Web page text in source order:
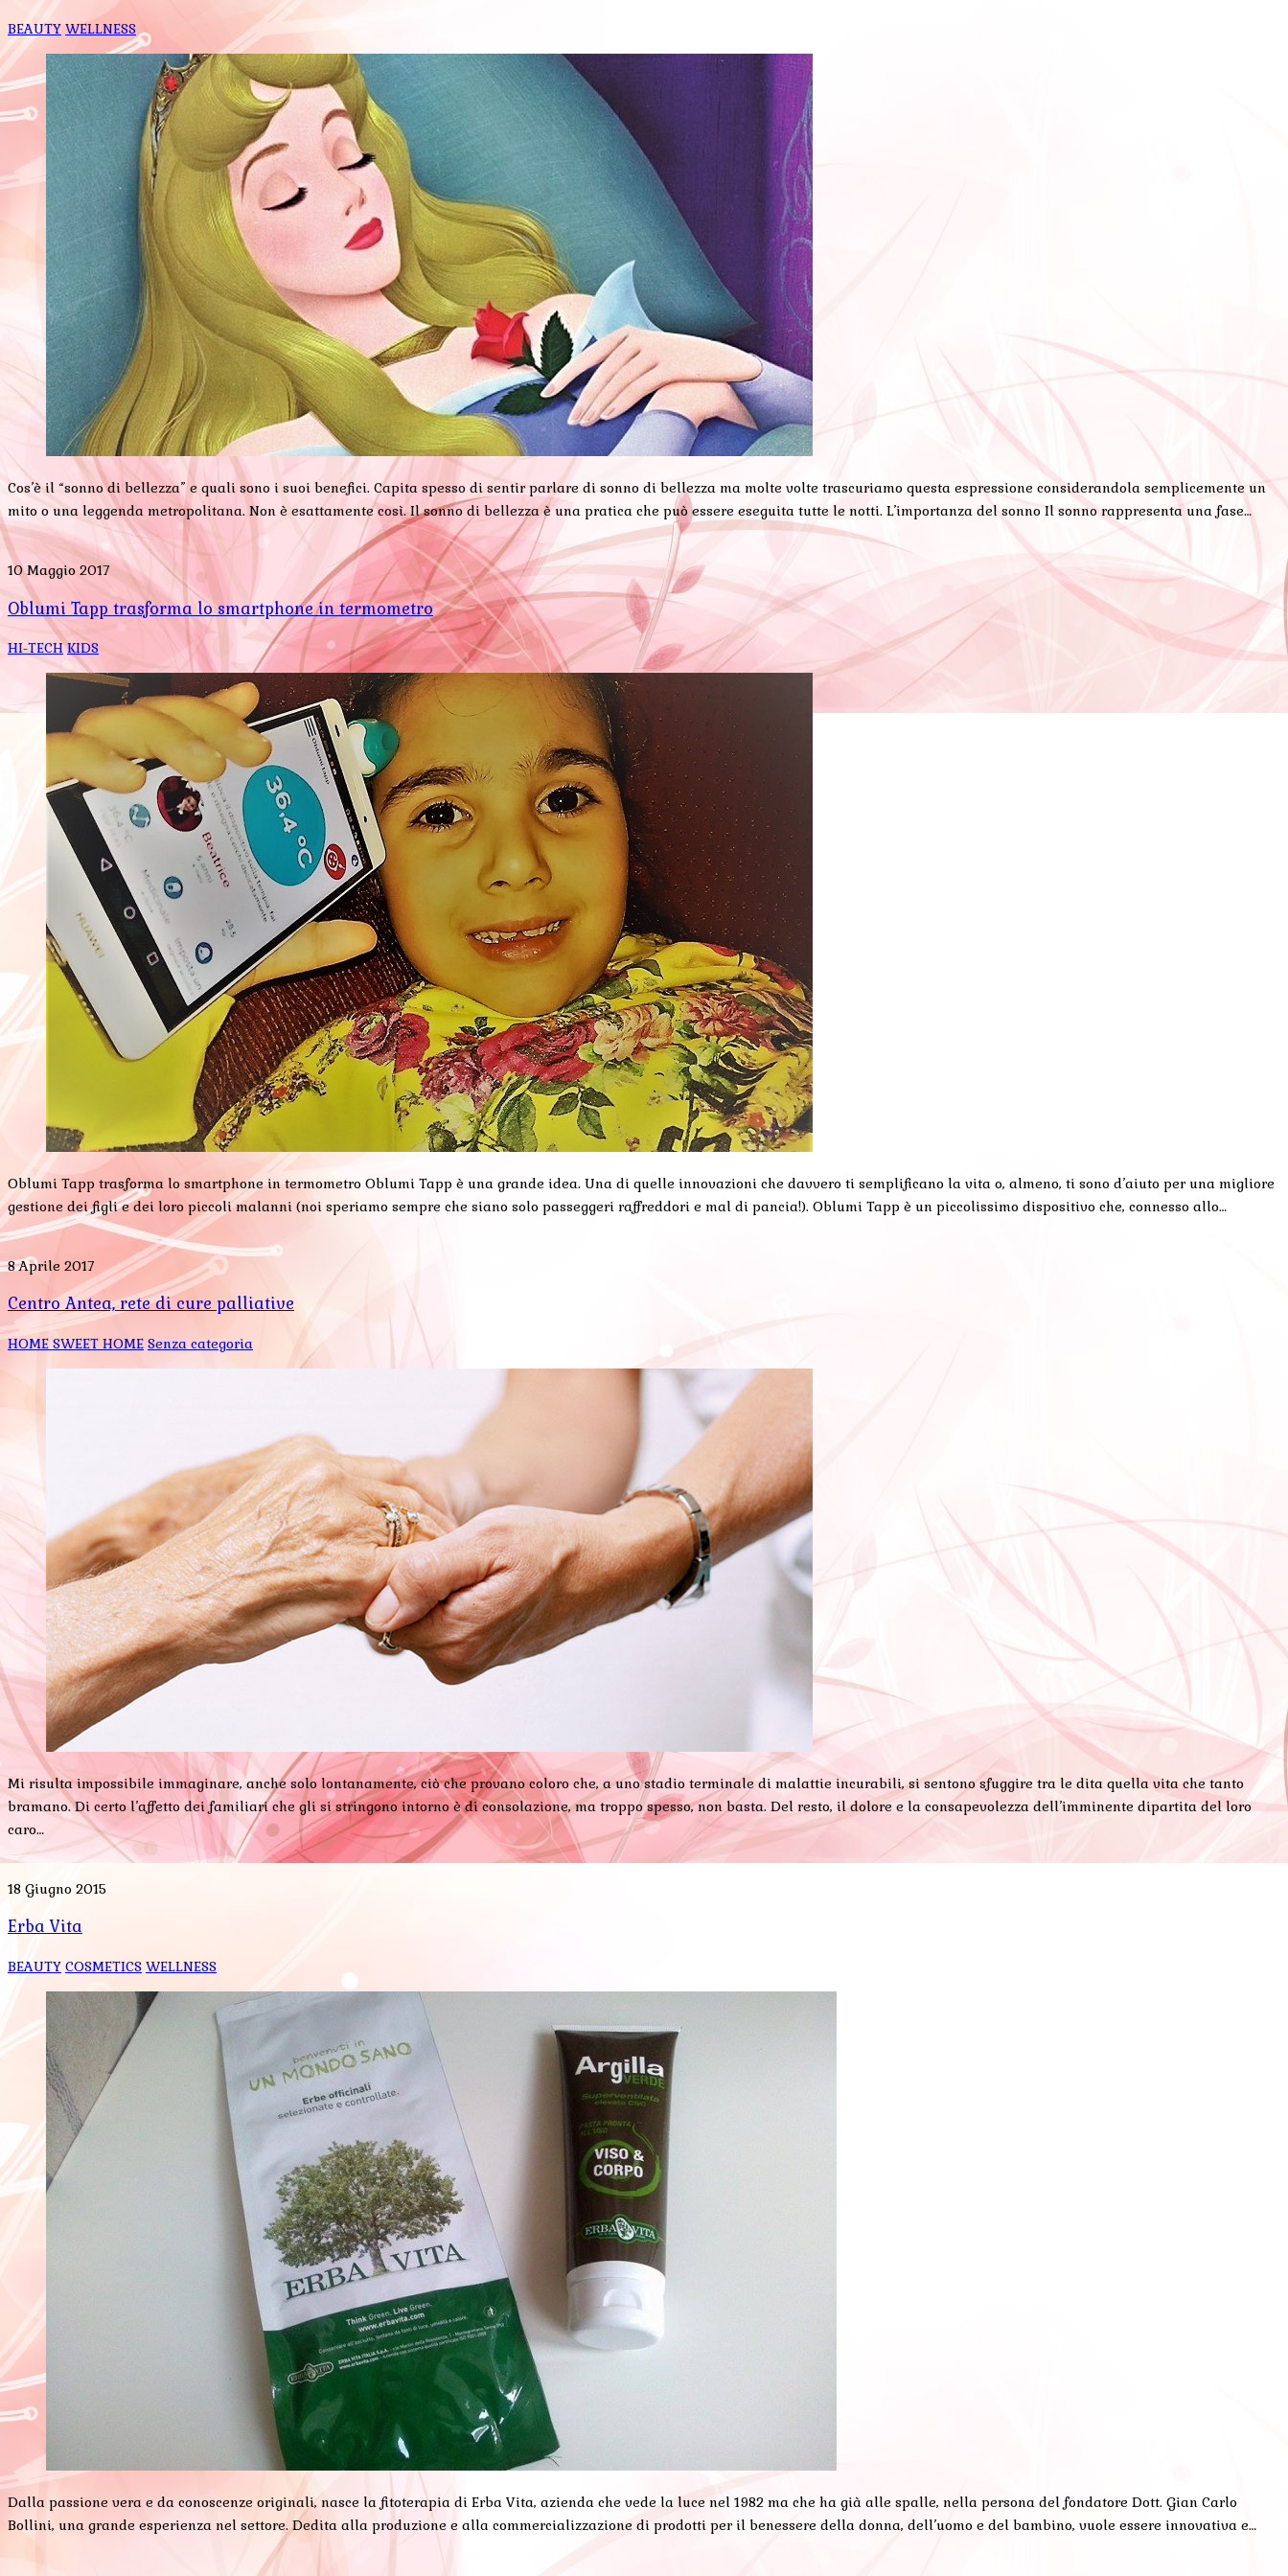
BEAUTY WELLNESS
Cos’è il “sonno di bellezza” e quali sono i suoi benefici. Capita spesso di sentir parlare di sonno di bellezza ma molte volte trascuriamo questa espressione considerandola semplicemente un
mito o una leggenda metropolitana. Non è esattamente così. Il sonno di bellezza è una pratica che può essere eseguita tutte le notti. L’importanza del sonno Il sonno rappresenta una fase…
10 Maggio 2017
Oblumi Tapp trasforma lo smartphone in termometro
HI-TECH KIDS
Oblumi Tapp trasforma lo smartphone in termometro Oblumi Tapp è una grande idea. Una di quelle innovazioni che davvero ti semplificano la vita o, almeno, ti sono d’aiuto per una migliore
gestione dei figli e dei loro piccoli malanni (noi speriamo sempre che siano solo passeggeri raffreddori e mal di pancia!). Oblumi Tapp è un piccolissimo dispositivo che, connesso allo…
8 Aprile 2017
Centro Antea, rete di cure palliative
HOME SWEET HOME Senza categoria
Mi risulta impossibile immaginare, anche solo lontanamente, ciò che provano coloro che, a uno stadio terminale di malattie incurabili, si sentono sfuggire tra le dita quella vita che tanto
bramano. Di certo l’affetto dei familiari che gli si stringono intorno è di consolazione, ma troppo spesso, non basta. Del resto, il dolore e la consapevolezza dell’imminente dipartita del loro
caro…
18 Giugno 2015
Erba Vita
BEAUTY COSMETICS WELLNESS
Dalla passione vera e da conoscenze originali, nasce la fitoterapia di Erba Vita, azienda che vede la luce nel 1982 ma che ha già alle spalle, nella persona del fondatore Dott. Gian Carlo
Bollini, una grande esperienza nel settore. Dedita alla produzione e alla commercializzazione di prodotti per il benessere della donna, dell’uomo e del bambino, vuole essere innovativa e…